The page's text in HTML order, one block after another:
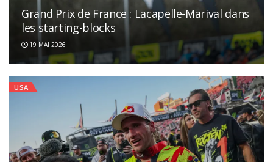
Grand Prix de France : Lacapelle-Marival dans
les starting-blocks
19 MAI 2026
USA